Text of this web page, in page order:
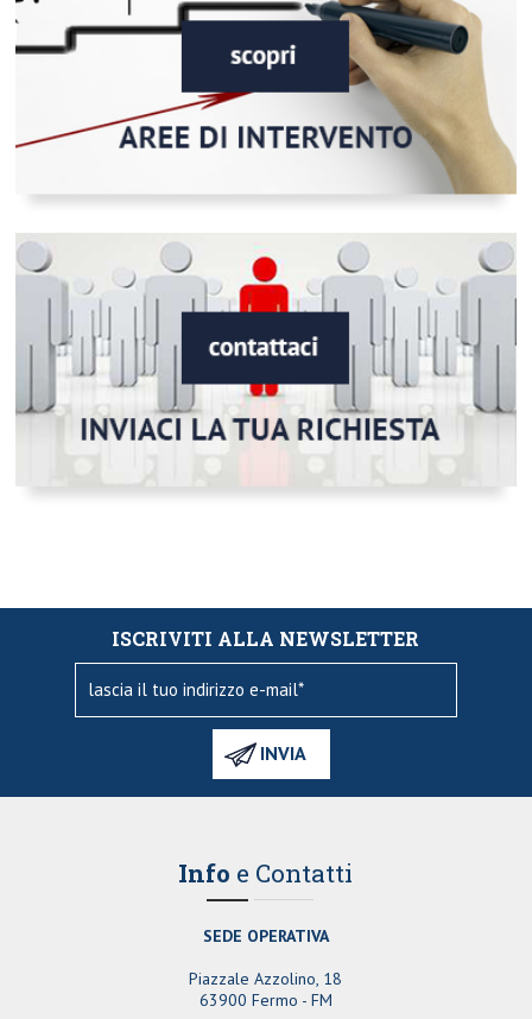
ISCRIVITI ALLA NEWSLETTER
Info e Contatti
SEDE OPERATIVA
Piazzale Azzolino, 18
63900 Fermo - FM